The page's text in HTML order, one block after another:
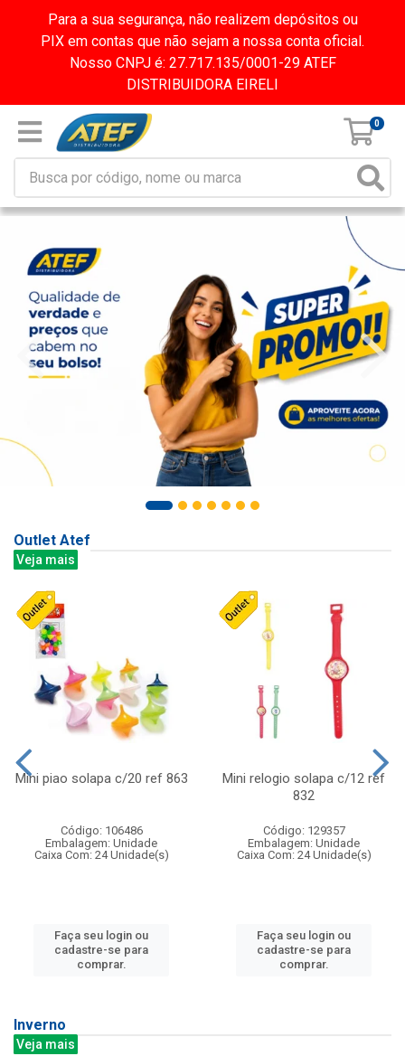
Para a sua segurança, não realizem depósitos ou
PIX em contas que não sejam a nossa conta oficial.
Nosso CNPJ é: 27.717.135/0001-29 ATEF
DISTRIBUIDORA EIRELI
0
Outlet Atef
Veja mais
Mini piao solapa c/20 ref 863
Código: 106486
Embalagem: Unidade
Caixa Com: 24 Unidade(s)
Faça seu login ou
cadastre-se para
comprar.
Mini relogio solapa c/12 ref
832
Código: 129357
Embalagem: Unidade
Caixa Com: 24 Unidade(s)
Faça seu login ou
cadastre-se para
comprar.
Inverno
Veja mais